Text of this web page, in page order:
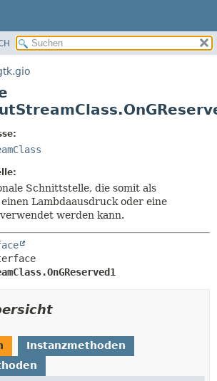
KONSTRUKTOR
METHODE
Schnittstelle, die somit als
Lambdaausdruck oder eine
werden kann.
Instanzmethoden